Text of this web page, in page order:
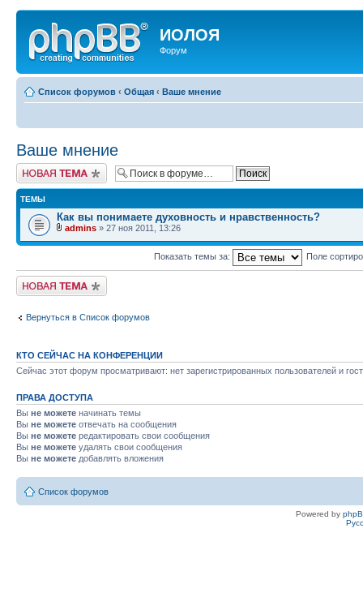
ИОЛОЯ
Форум
Список форумов ‹ Общая ‹ Ваше мнение
Ваше мнение
Новая тема
ТЕМЫ
Как вы понимаете духовность и нравственность?
admins » 27 ноя 2011, 13:26
Показать темы за: Поле
Новая тема
Вернуться в Список форумов
КТО СЕЙЧАС НА КОНФЕРЕНЦИИ
Сейчас этот форум просматривают: нет зарегистрированных пользователей и
ПРАВА ДОСТУПА
Вы не можете начинать темы
Вы не можете отвечать на сообщения
Вы не можете редактировать свои сообщения
Вы не можете удалять свои сообщения
Вы не можете добавлять вложения
Список форумов
Powered by